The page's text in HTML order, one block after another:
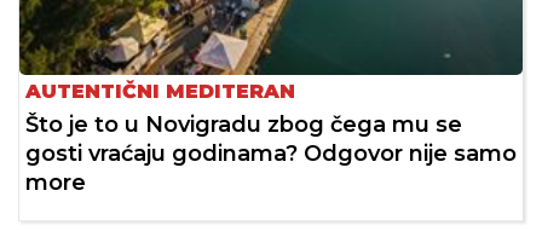
AUTENTIČNI MEDITERAN
Što je to u Novigradu zbog čega mu se
gosti vraćaju godinama? Odgovor nije samo
more